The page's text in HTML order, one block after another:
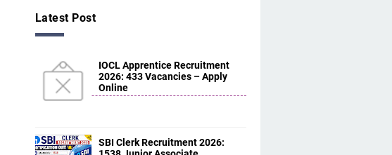
Latest Post
IOCL Apprentice Recruitment
2026: 433 Vacancies – Apply
Online
SBI Clerk Recruitment 2026: